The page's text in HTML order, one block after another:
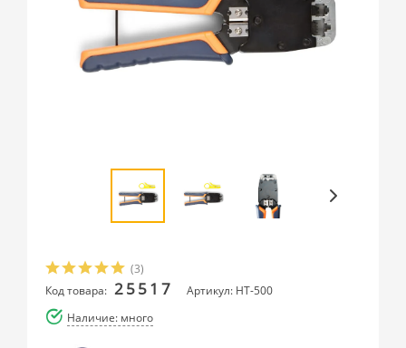
(3)
Код товара: 25517
Артикул: HT-500
Наличие: много